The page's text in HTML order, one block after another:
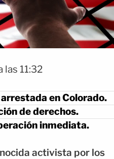
11:32
en Colorado.
de derechos.
inmediata.
activista por los